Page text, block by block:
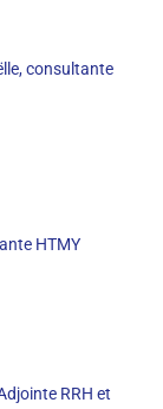
consultante
HTMY
RRH et